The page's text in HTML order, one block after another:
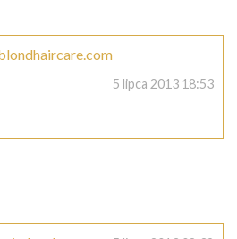
5 lipca 2013 18:53